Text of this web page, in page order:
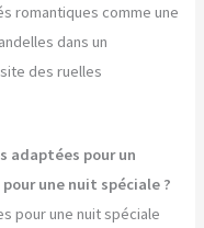
romantiques comme une
dans un
des ruelles
adaptées pour un
une nuit spéciale ?
pour une nuit spéciale